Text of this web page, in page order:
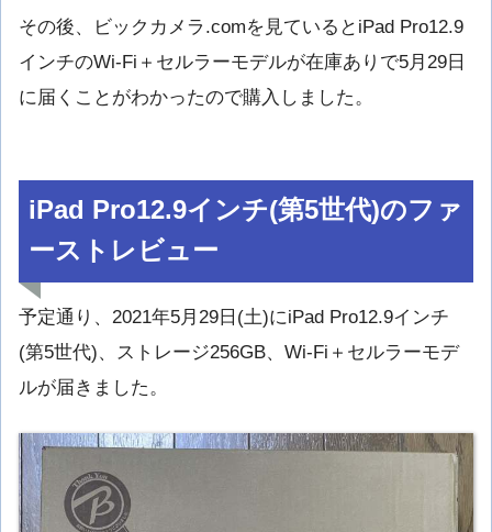
その後、ビックカメラ.comを見ているとiPad Pro12.9
インチのWi-Fi＋セルラーモデルが在庫ありで5月29日
に届くことがわかったので購入しました。
iPad Pro12.9インチ(第5世代)のファ
ーストレビュー
予定通り、2021年5月29日(土)にiPad Pro12.9インチ
(第5世代)、ストレージ256GB、Wi-Fi＋セルラーモデ
ルが届きました。